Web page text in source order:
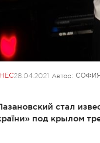
28.04.2021 Автор:
стал
под крылом